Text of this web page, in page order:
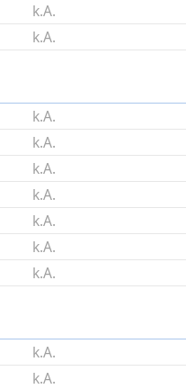
k.A.
k.A.
k.A.
k.A.
k.A.
k.A.
k.A.
k.A.
k.A.
k.A.
k.A.